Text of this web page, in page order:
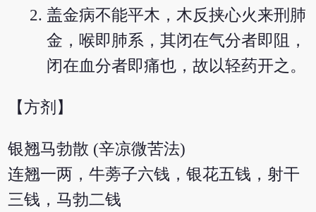
盖金病不能平木，木反挟心火来刑肺
金，喉即肺系，其闭在气分者即阻，
闭在血分者即痛也，故以轻药开之。
【方剂】
银翘马勃散 (辛凉微苦法)
连翘一两，牛蒡子六钱，银花五钱，射干
三钱，马勃二钱